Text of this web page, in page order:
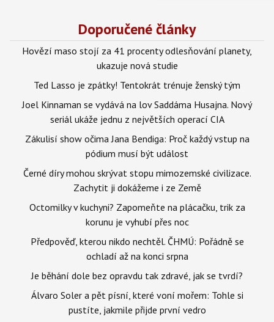
Doporučené články
Hovězí maso stojí za 41 procenty odlesňování planety,
ukazuje nová studie
Ted Lasso je zpátky! Tentokrát trénuje ženský tým
Joel Kinnaman se vydává na lov Saddáma Husajna. Nový
seriál ukáže jednu z největších operací CIA
Zákulisí show očima Jana Bendiga: Proč každý vstup na
pódium musí být událost
Černé díry mohou skrývat stopu mimozemské civilizace.
Zachytit ji dokážeme i ze Země
Octomilky v kuchyni? Zapomeňte na plácačku, trik za
korunu je vyhubí přes noc
Předpověď, kterou nikdo nechtěl. ČHMÚ: Pořádně se
ochladí až na konci srpna
Je běhání dole bez opravdu tak zdravé, jak se tvrdí?
Álvaro Soler a pět písní, které voní mořem: Tohle si
pustíte, jakmile přijde první vedro